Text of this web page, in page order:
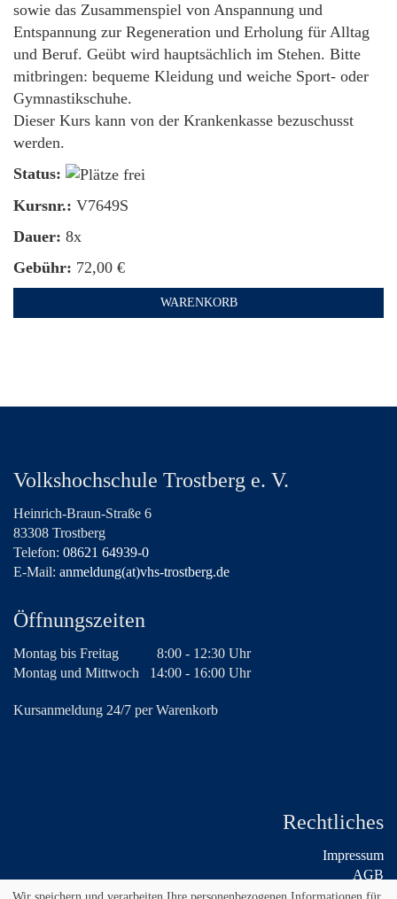
sowie das Zusammenspiel von Anspannung und
Entspannung zur Regeneration und Erholung für Alltag
und Beruf. Geübt wird hauptsächlich im Stehen. Bitte
mitbringen: bequeme Kleidung und weiche Sport- oder
Gymnastikschuhe.
Dieser Kurs kann von der Krankenkasse bezuschusst
werden.
Status:
Kursnr.: V7649S
Dauer: 8x
Gebühr: 72,00 €
WARENKORB
Volkshochschule Trostberg e. V.
Heinrich-Braun-Straße 6
83308 Trostberg
Telefon: 08621 64939-0
E-Mail: anmeldung(at)vhs-trostberg.de
Öffnungszeiten
Montag bis Freitag
8:00 - 12:30 Uhr
Montag und Mittwoch 14:00 - 16:00 Uhr
Kursanmeldung 24/7 per Warenkorb
Rechtliches
Impressum
AGB
Widerruf